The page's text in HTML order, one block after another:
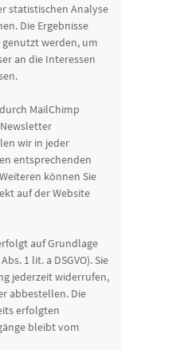
statistischen Analyse
Die Ergebnisse
werden, um
an die Interessen
MailChimp
wir in jeder
entsprechenden
können Sie
auf der Website
auf Grundlage
1 lit. a DSGVO). Sie
jederzeit widerrufen,
abbestellen. Die
erfolgten
bleibt vom